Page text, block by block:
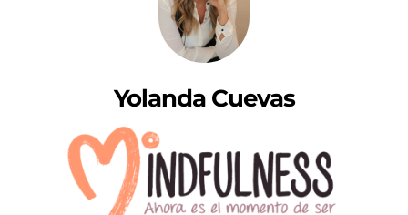
Yolanda Cuevas